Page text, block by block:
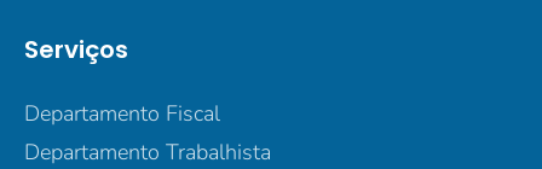
Serviços
Departamento Fiscal
Departamento Trabalhista